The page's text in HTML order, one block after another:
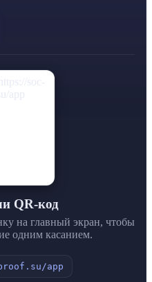
QR-код
на главный экран, чтобы
одним касанием.
app